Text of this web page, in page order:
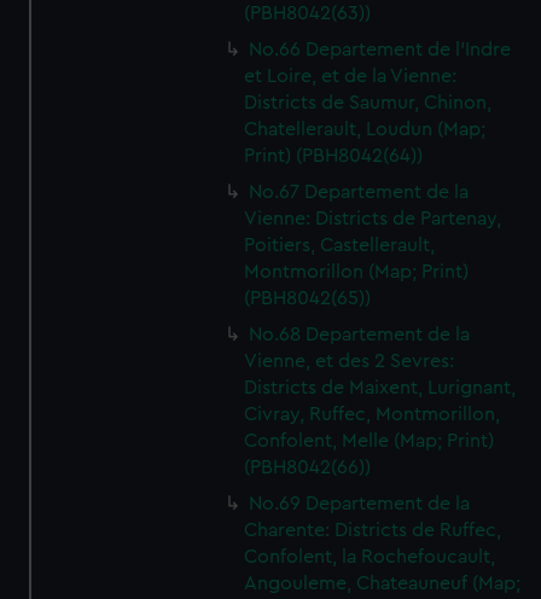
(PBH8042(63))
No.66 Departement de l'Indre
et Loire, et de la Vienne:
Districts de Saumur, Chinon,
Chatellerault, Loudun (Map;
Print) (PBH8042(64))
No.67 Departement de la
Vienne: Districts de Partenay,
Poitiers, Castellerault,
Montmorillon (Map; Print)
(PBH8042(65))
No.68 Departement de la
Vienne, et des 2 Sevres:
Districts de Maixent, Lurignant,
Civray, Ruffec, Montmorillon,
Confolent, Melle (Map; Print)
(PBH8042(66))
No.69 Departement de la
Charente: Districts de Ruffec,
Confolent, la Rochefoucault,
Angouleme, Chateauneuf (Map;